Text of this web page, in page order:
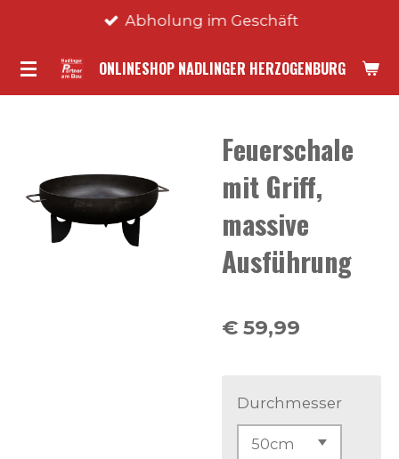
springen
ONLINESHOP NADLINGER HERZOGENBURG
Abholung im Geschäft
Feuerschale
mit Griff,
massive
Ausführung
€ 59,99
Durchmesser